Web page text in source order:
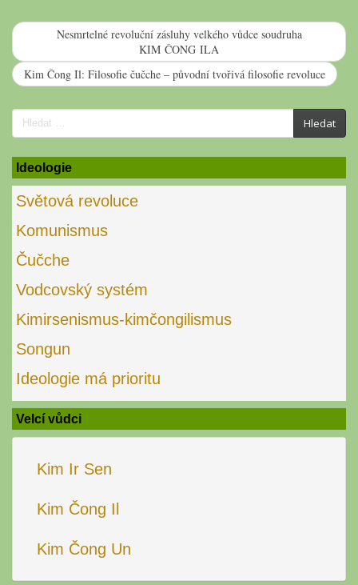
Nesmrtelné revoluční zásluhy velkého vůdce soudruha
KIM ČONG ILA
Kim Čong Il: Filosofie čučche – původní tvořivá filosofie revoluce
Search
for:
Hledat
Ideologie
Světová revoluce
Komunismus
Čučche
Vodcovský systém
Kimirsenismus-kimčongilismus
Songun
Ideologie má prioritu
Velcí vůdci
Kim Ir Sen
Kim Čong Il
Kim Čong Un